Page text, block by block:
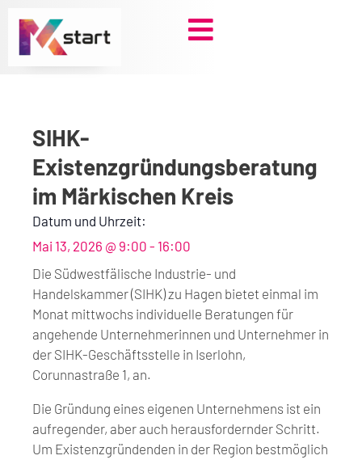
Inhalt
springen
SIHK-
Existenzgründungsberatung
im Märkischen Kreis
Datum und Uhrzeit:
Mai 13, 2026 @ 9:00 - 16:00
Die Südwestfälische Industrie- und
Handelskammer (SIHK) zu Hagen bietet einmal im
Monat mittwochs individuelle Beratungen für
angehende Unternehmerinnen und Unternehmer in
der SIHK-Geschäftsstelle in Iserlohn,
Corunnastraße 1, an.
Die Gründung eines eigenen Unternehmens ist ein
aufregender, aber auch herausfordernder Schritt.
Um Existenzgründenden in der Region bestmöglich